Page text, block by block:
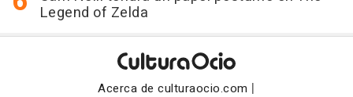
Legend of Zelda
Acerca de culturaocio.com |